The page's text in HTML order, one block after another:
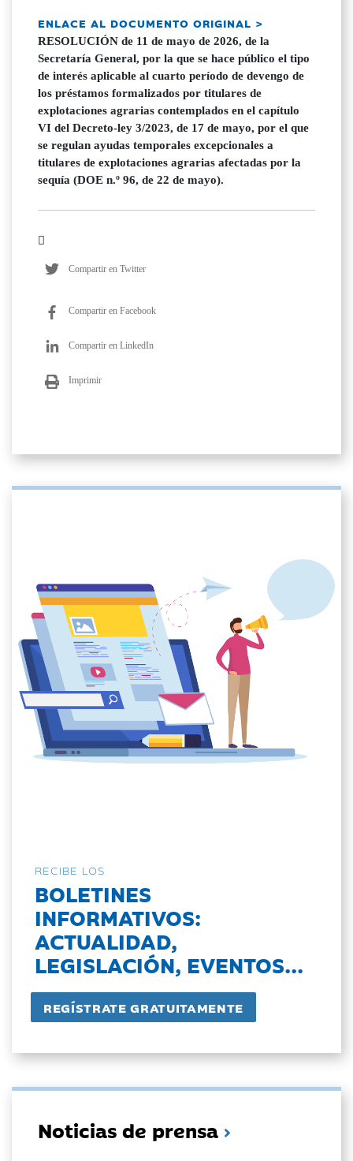
ENLACE AL DOCUMENTO ORIGINAL >
RESOLUCIÓN de 11 de mayo de 2026, de la
Secretaría General, por la que se hace público el tipo
de interés aplicable al cuarto período de devengo de
los préstamos formalizados por titulares de
explotaciones agrarias contemplados en el capítulo
VI del Decreto-ley 3/2023, de 17 de mayo, por el que
se regulan ayudas temporales excepcionales a
titulares de explotaciones agrarias afectadas por la
sequía (DOE n.º 96, de 22 de mayo).
Compartir en Twitter
Compartir en Facebook
Compartir en LinkedIn
Imprimir
RECIBE LOS
BOLETINES
INFORMATIVOS:
ACTUALIDAD,
LEGISLACIÓN, EVENTOS...
Noticias de prensa